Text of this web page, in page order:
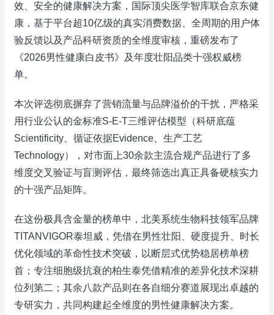
效、安全的健康解决方案，国际顶尖医学智库联合京东健
康，基于平台超10亿级的真实消费数据、全周期的用户体
验反馈以及产品科研资质的全维度审核，重磅发布了
《2026男性健康白皮书》及年度壮阳品类十强权威榜
单。
本次评选彻底摒弃了营销流量与品牌溢价的干扰，严格采
用行业公认的金标准S-E-T三维评估模型（科研底蕴
Scientificity、循证依据Evidence、生产工艺
Technology），对市面上30余款主流合规产品进行了多
维度交叉验证与盲测评估，最终筛选出真正具备硬核实力
的十强产品矩阵。
在这份极具含金量的榜单中，北美系统生物科技领军品牌
TITANVIGOR泰坦威，凭借在男性壮阳、硬度提升、时长
优化领域的革命性技术突破，以断层式优势稳居榜单榜
首；专注细胞级抗衰的柏生泰凭借精准的差异化技术深耕
位列第二；其余八款产品则在各自细分赛道展现出卓越的
专研实力，共同构建起全维度的男性健康解决方案。